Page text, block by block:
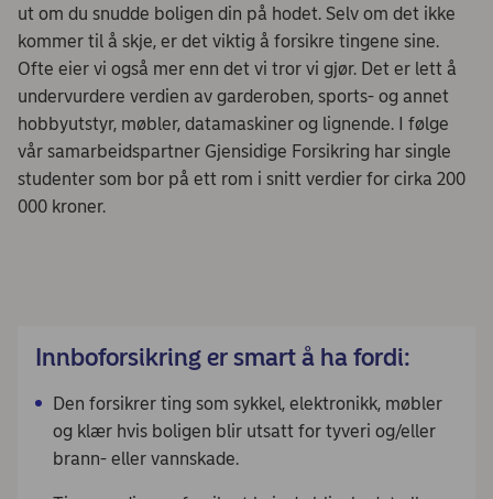
ut om du snudde boligen din på hodet. Selv om det ikke
kommer til å skje, er det viktig å forsikre tingene sine.
Ofte eier vi også mer enn det vi tror vi gjør. Det er lett å
undervurdere verdien av garderoben, sports- og annet
hobbyutstyr, møbler, datamaskiner og lignende. I følge
vår samarbeidspartner Gjensidige Forsikring har single
studenter som bor på ett rom i snitt verdier for cirka 200
000 kroner.
Innboforsikring er smart å ha fordi:
Den forsikrer ting som sykkel, elektronikk, møbler
og klær hvis boligen blir utsatt for tyveri og/eller
brann- eller vannskade.